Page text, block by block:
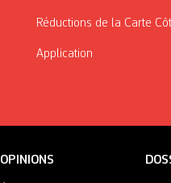
Réductions de la Carte
Application
OPINIONS